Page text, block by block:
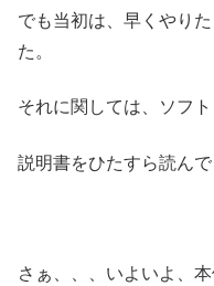
でも当初は、早くやり
た。
それに関しては、ソフ
説明書をひたすら読んで
さぁ、、、いよいよ、